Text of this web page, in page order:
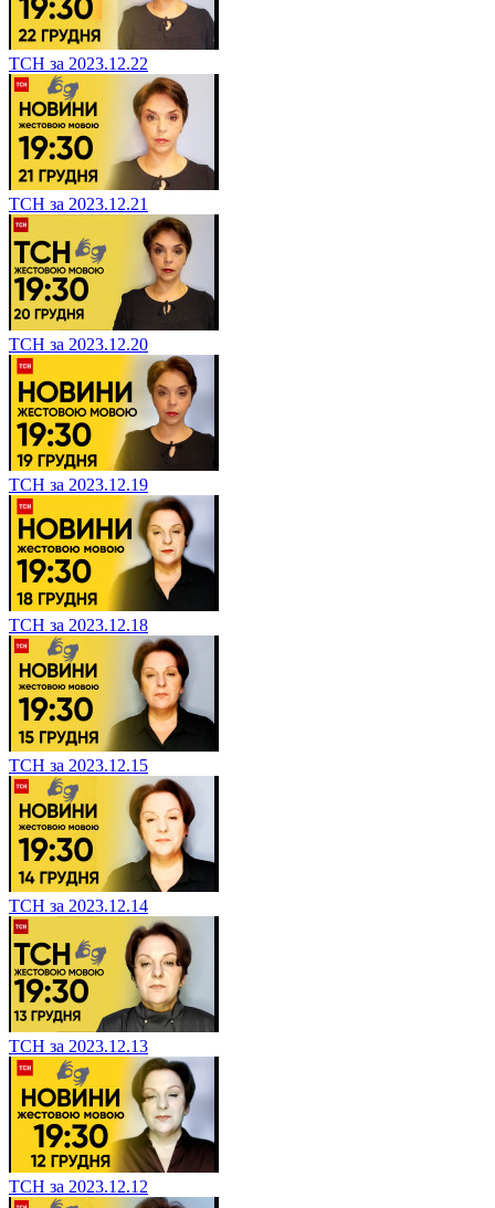
ТСН за 2023.12.22
ТСН за 2023.12.21
ТСН за 2023.12.20
ТСН за 2023.12.19
ТСН за 2023.12.18
ТСН за 2023.12.15
ТСН за 2023.12.14
ТСН за 2023.12.13
ТСН за 2023.12.12